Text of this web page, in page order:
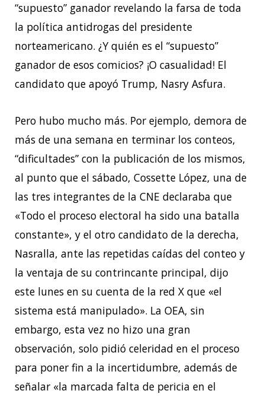
“supuesto” ganador revelando la farsa de toda
la política antidrogas del presidente
norteamericano. ¿Y quién es el “supuesto”
ganador de esos comicios? ¡O casualidad! El
candidato que apoyó Trump, Nasry Asfura.
Pero hubo mucho más. Por ejemplo, demora de
más de una semana en terminar los conteos,
“dificultades” con la publicación de los mismos,
al punto que el sábado, Cossette López, una de
las tres integrantes de la CNE declaraba que
«Todo el proceso electoral ha sido una batalla
constante», y el otro candidato de la derecha,
Nasralla, ante las repetidas caídas del conteo y
la ventaja de su contrincante principal, dijo
este lunes en su cuenta de la red X que «el
sistema está manipulado». La OEA, sin
embargo, esta vez no hizo una gran
observación, solo pidió celeridad en el proceso
para poner fin a la incertidumbre, además de
señalar «la marcada falta de pericia en el